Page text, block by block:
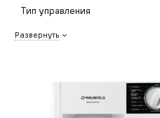
Тип управления
Развернуть